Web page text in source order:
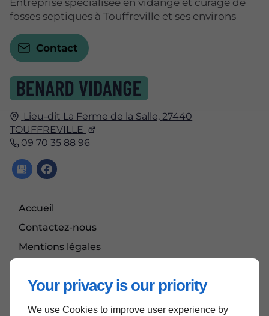
Your privacy is our priority
We use Cookies to improve user experience by
Lieu-dit La Ferme de la Salle, 27440
TOUFFREVILLE
09 70 35 88 96
Accueil
Contactez-nous
Mentions légales
Entreprise spécialisée en vidange et curage de
fosses septiques à Touffreville et ses environs
Contact